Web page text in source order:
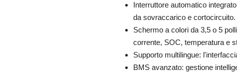
Interruttore automatico
da sovraccarico e cortocircuito.
Schermo a colori da 3,5 o 5
corrente, SOC, temperatura e
Supporto multilingue:
BMS avanzato: gestione